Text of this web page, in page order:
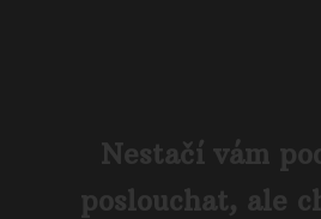
Nestačí vám
poslouchat, ale